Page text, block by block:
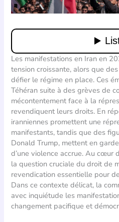
Les manifestations en Iran en
tension croissante, alors que
défier le régime en place. Ces
Téhéran suite à des grèves de
mécontentement face à la
revendiquent leurs droits. En
iranniennes promettent une
manifestants, tandis que des
Donald Trump, mettent en
d’une violence accrue. Au cœur
la question cruciale du droit de
revendication essentielle pour
Dans ce contexte délicat, la
avec inquiétude les
changement pacifique et